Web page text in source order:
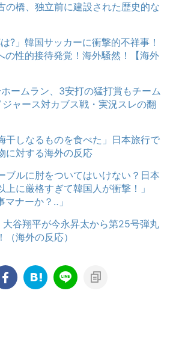
の橋、独立前に建設された歴史的な
?」韓国サッカーに衝撃的不祥事！
の性的接待発覚！海外騒然！【海外
ームラン、3安打の猛打賞もチーム
ャース対カブス戦・実況スレの翻
干しなるものを食べた」日本旅行で
に対する海外の反応
ブルに肘をついてはいけない？日本
に厳格すぎて韓国人が衝撃！」
ナーか？‥」
谷翔平が今永昇太から第25号弾丸
海外の反応）